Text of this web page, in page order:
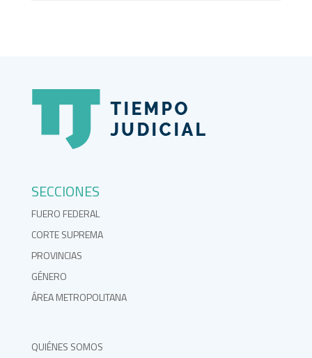
SECCIONES
FUERO FEDERAL
CORTE SUPREMA
PROVINCIAS
GÉNERO
ÁREA METROPOLITANA
QUIÉNES SOMOS